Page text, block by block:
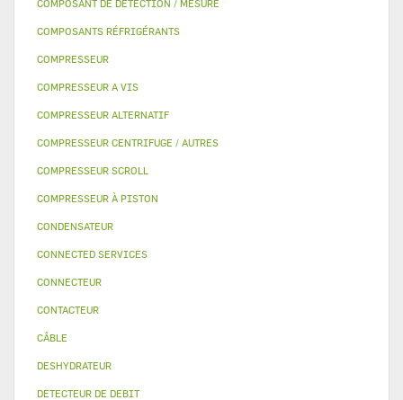
COMPOSANT DE DETECTION / MESURE
COMPOSANTS RÉFRIGÉRANTS
COMPRESSEUR
COMPRESSEUR A VIS
COMPRESSEUR ALTERNATIF
COMPRESSEUR CENTRIFUGE / AUTRES
COMPRESSEUR SCROLL
COMPRESSEUR À PISTON
CONDENSATEUR
CONNECTED SERVICES
CONNECTEUR
CONTACTEUR
CÂBLE
DESHYDRATEUR
DETECTEUR DE DEBIT